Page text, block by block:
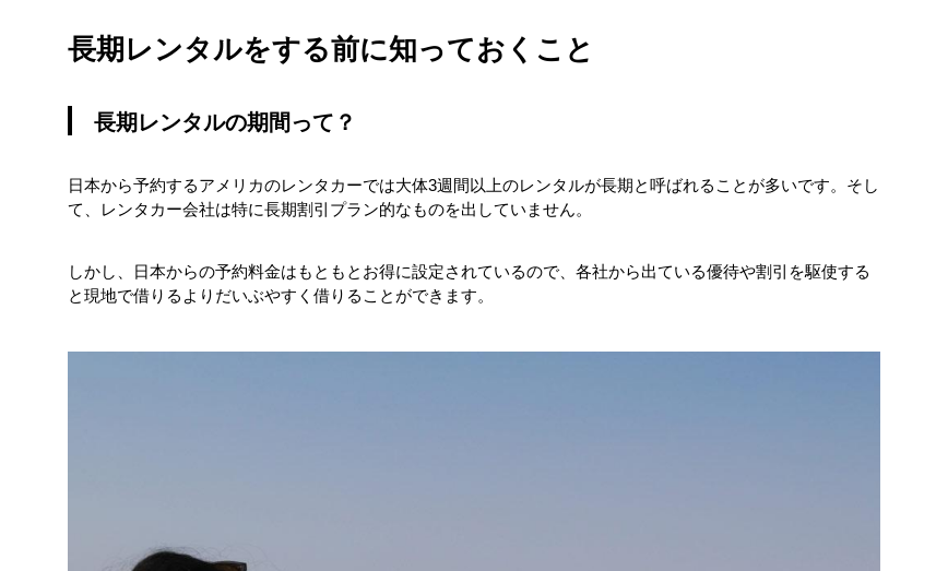
滞在期間の制限
おすすめのレンタカー
リースはだめ？
空港から借りる
長期レンタルをする前に知っておくこと
長期レンタルの期間って？
日本から予約するアメリカのレンタカーでは大体3週間以上のレンタルが長期と呼ばれることが多いです。そし
て、レンタカー会社は特に長期割引プラン的なものを出していません。
しかし、日本からの予約料金はもともとお得に設定されているので、各社から出ている優待や割引を駆使する
と現地で借りるよりだいぶやすく借りることができます。